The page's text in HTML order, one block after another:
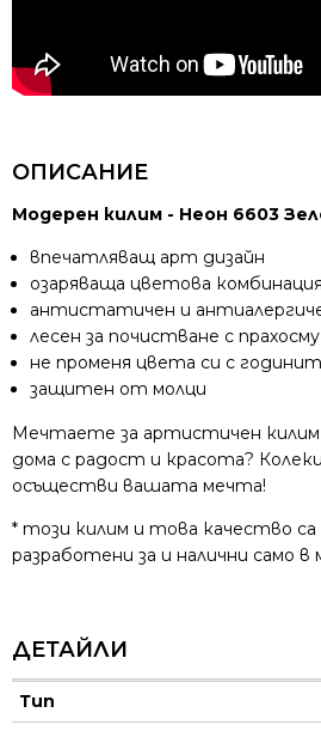
ОПИСАНИЕ
Модерен килим - Неон 6603
впечатляващ арт дизайн
озаряваща цветова комбинация
антистатичен и
лесен за почистване с
не променя цвета си с
защитен от молци
Мечтаете за артистичен
дома с радост и красота?
осъществи вашата мечта!
* този килим и това качество са
разработени за и налични само
ДЕТАЙЛИ
Тип